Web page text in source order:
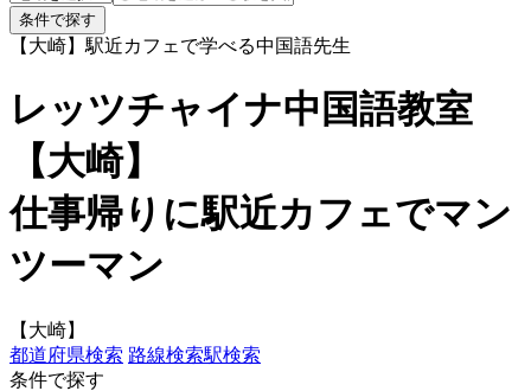
【大崎】駅近カフェで学べる中国語先生
レッツチャイナ中国語教室
【大崎】
仕事帰りに駅近カフェでマン
ツーマン
【大崎】
都道府県検索 路線検索駅検索
条件で探す